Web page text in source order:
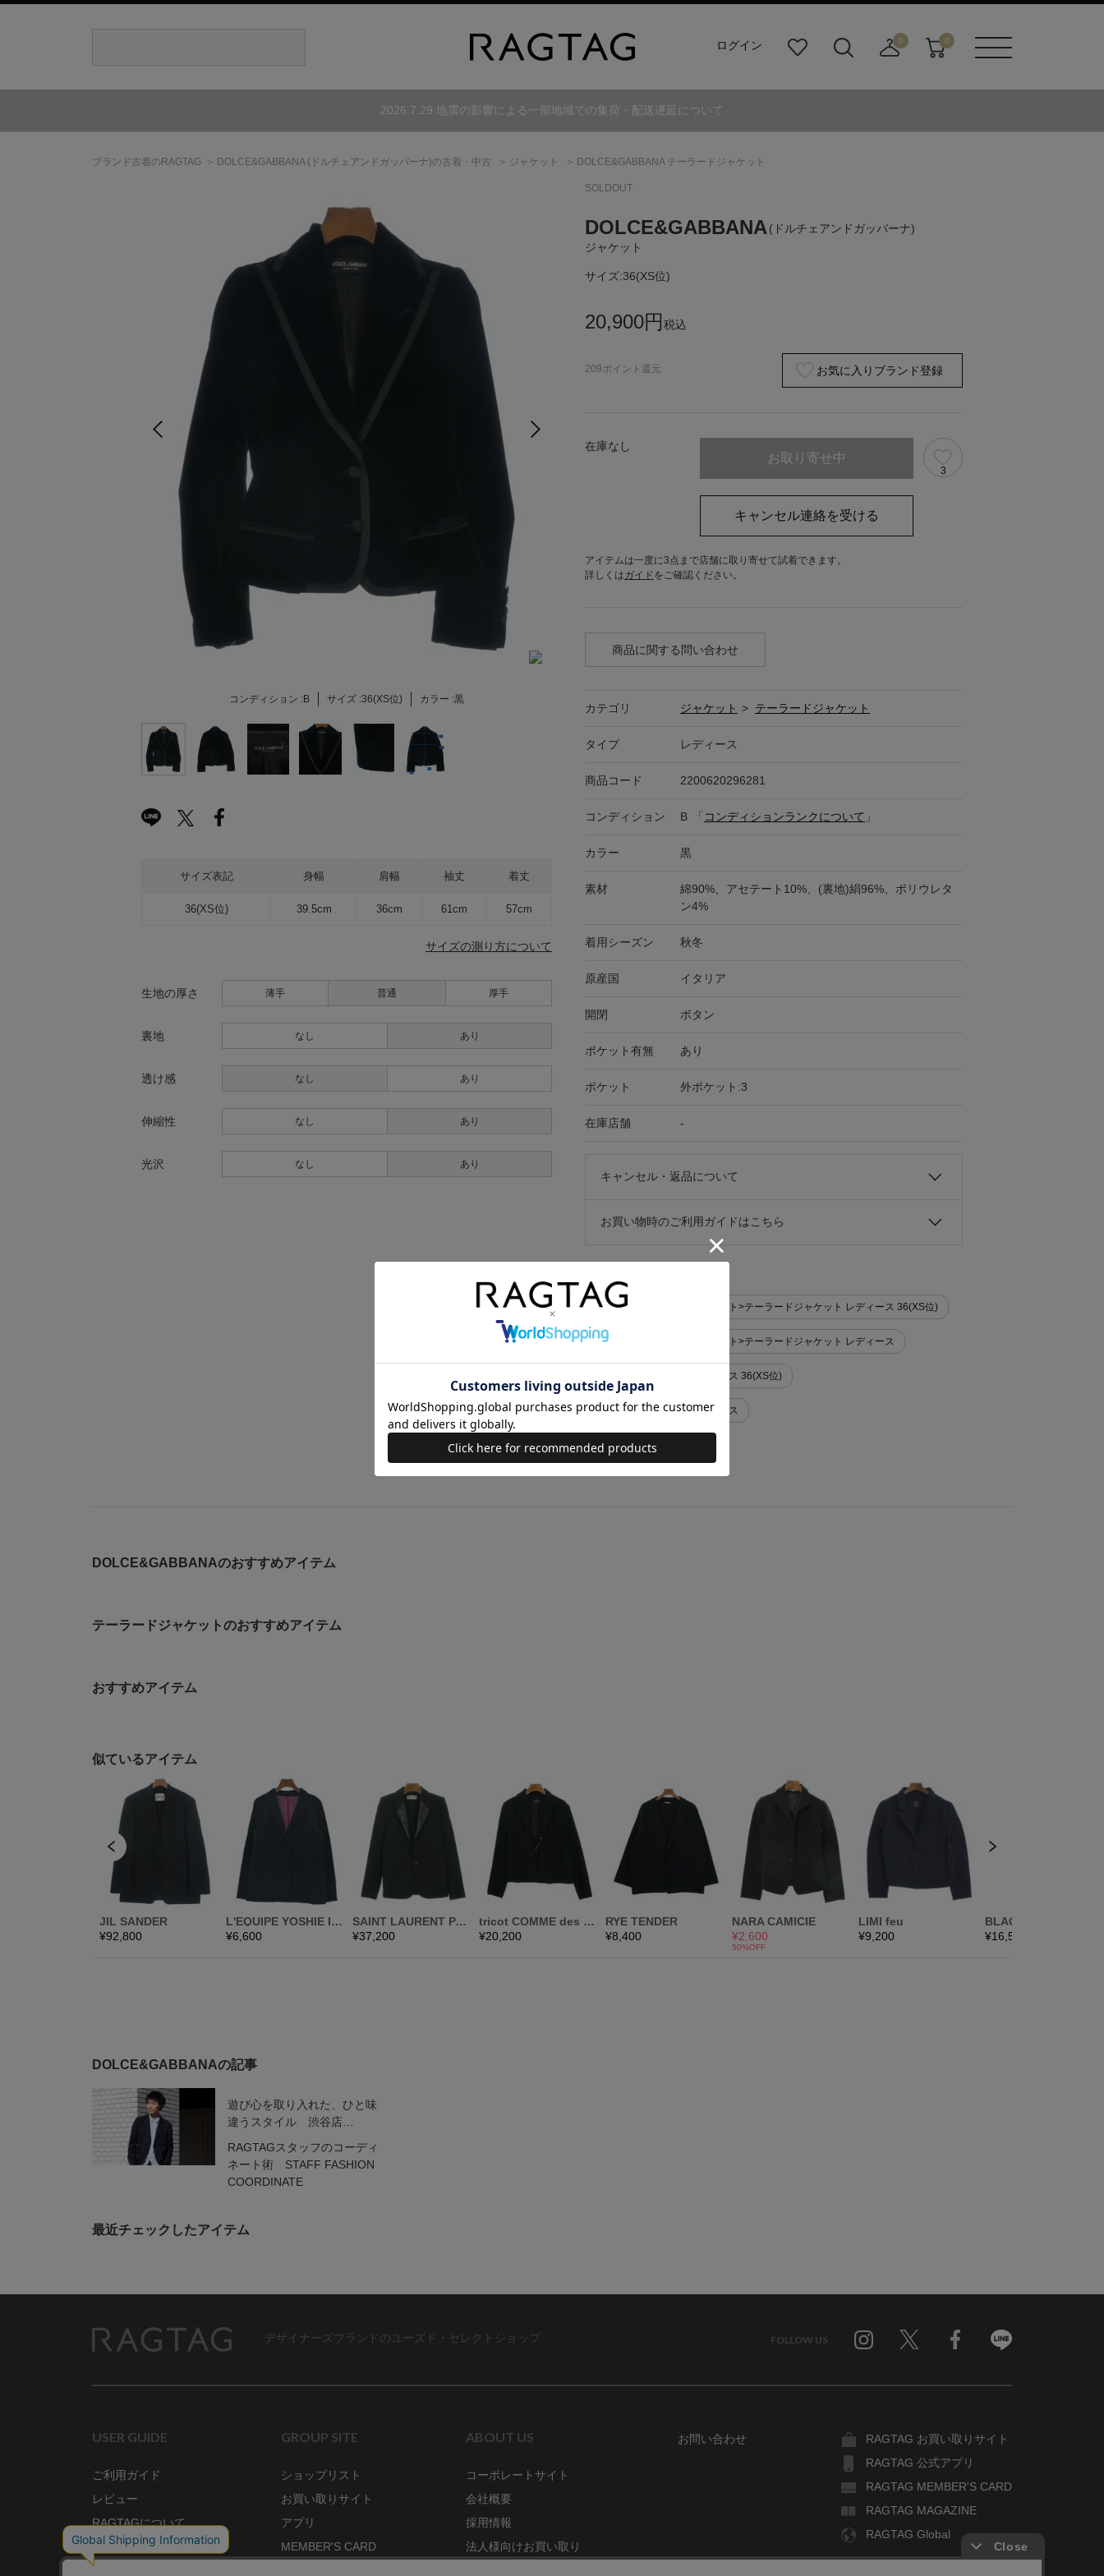
ログイン
り
ダ
0
寄
0
2026.7.29 地震の影響による一部地域での集荷・配送遅延について
ブランド古着のRAGTAG DOLCE&GABBANA (ドルチェアンドガッバーナ)の古着・中古 ジャケット DOLCE&GABBANA テーラードジャケット
コンディション :B サイズ :36(XS位) カラー :黒
サイズ表記 身幅 肩幅 袖丈 着丈
36(XS位) 39.5cm 36cm 61cm 57cm
サイズの測り方について
生地の厚さ 薄手 普通 厚手
裏地 なし あり
透け感 なし あり
伸縮性 なし あり
光沢 なし あり
SOLDOUT
DOLCE&GABBANA (ドルチェアンドガッバーナ)
ジャケット
サイズ:36(XS位)
20,900円税込
209ポイント還元 お気に入りブランド登録
在庫なし
お取り寄せ中
キャンセル連絡を受ける
3
アイテムは一度に3点まで店舗に取り寄せて試着できます。
詳しくはガイド をご確認ください。
商品に関する問い合わせ
カテゴリ ジャケット > テーラードジャケット
タイプ レディース
商品コード 2200620296281
コンディション B 「 コンディションランクについて 」
カラー 黒
素材
綿90%、アセテート10%、(裏地)絹96%、ポリウレタ
ン4%
着用シーズン 秋冬
原産国 イタリア
開閉 ボタン
ポケット有無 あり
ポケット 外ポケット:3
在庫店舗 -
キャンセル・返品について
お買い物時のご利用ガイドはこちら
DOLCE&GABBANA ジャケット>テーラードジャケット レディース 36(XS位)
DOLCE&GABBANA ジャケット>テーラードジャケット レディース
DOLCE&GABBANA レディース 36(XS位)
DOLCE&GABBANA レディース
DOLCE&GABBANAのおすすめアイテム
テーラードジャケットのおすすめアイテム
おすすめアイテム
DOLCE&GABBANAの記事
遊び心を取り入れた、ひと味
違うスタイル 渋谷店
RAGTAGスタッフのコーディ
ネート術 STAFF FASHION
COORDINATE
最近チェックしたアイテム
デザイナーズブランドのユーズド・セレクトショップ FOLLOW US
USER GUIDE
ご利用ガイド
レビュー
RAGTAGについて
ご利用規約
プライバシーポリシー
GROUP SITE
ショップリスト
お買い取りサイト
アプリ
MEMBER'S CARD
ABOUT US
コーポレートサイト
会社概要
採用情報
法人様向けお買い取り
お問い合わせ
RAGTAG お買い取りサイト
RAGTAG 公式アプリ
RAGTAG MEMBER'S CARD
RAGTAG MAGAZINE
RAGTAG Global